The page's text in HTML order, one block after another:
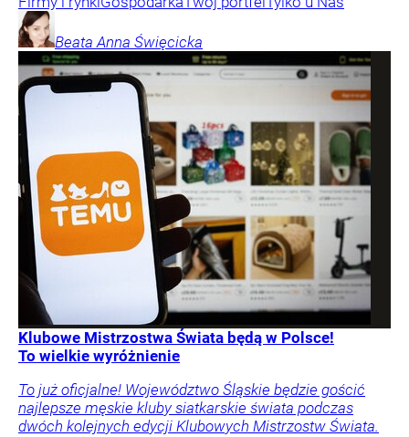
Beata Anna Święcicka
Klubowe Mistrzostwa Świata będą w Polsce!
To wielkie wyróżnienie
To już oficjalne! Województwo Śląskie będzie gościć
najlepsze męskie kluby siatkarskie świata podczas
dwóch kolejnych edycji Klubowych Mistrzostw Świata.